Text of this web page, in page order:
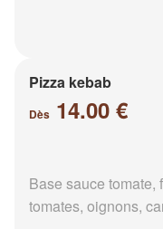
Pizza kebab
Dès 14.00 €
Base sauce tomate,
tomates, oignons,